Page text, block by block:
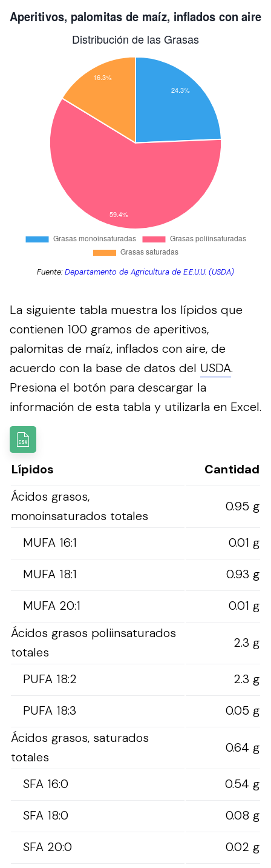
Fuente:Departamento de Agricultura de E.E.U.U. (USDA)
La siguiente tabla muestra los lípidos que
contienen 100 gramos de aperitivos,
palomitas de maíz, inflados con aire, de
acuerdo con la base de datos del USDA.
Presiona el botón para descargar la
información de esta tabla y utilizarla en Excel.
Lípidos
Cantidad
Ácidos grasos,
monoinsaturados totales
0.95 g
MUFA 16:1
0.01 g
MUFA 18:1
0.93 g
MUFA 20:1
0.01 g
Ácidos grasos poliinsaturados
totales
2.3 g
PUFA 18:2
2.3 g
PUFA 18:3
0.05 g
Ácidos grasos, saturados
totales
0.64 g
SFA 16:0
0.54 g
SFA 18:0
0.08 g
SFA 20:0
0.02 g